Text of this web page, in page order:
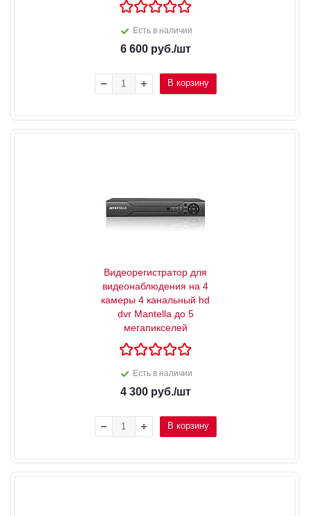
Есть в наличии
6 600руб./шт
В корзину
Видеорегистратор для
видеонаблюдения на 4
камеры 4 канальный hd
dvr Mantella до 5
мегапикселей
Есть в наличии
4 300руб./шт
В корзину